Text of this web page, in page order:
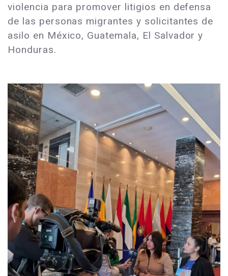
violencia para promover litigios en defensa
de las personas migrantes y solicitantes de
asilo en México, Guatemala, El Salvador y
Honduras.